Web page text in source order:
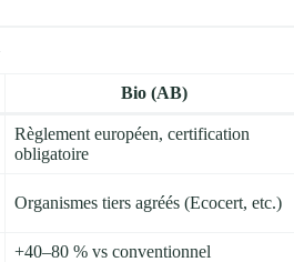
Bio (AB)
Règlement européen, certification
obligatoire
Organismes tiers agréés (Ecocert, etc.)
+40–80 % vs conventionnel